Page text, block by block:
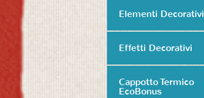
Elementi Decorativi
Effetti Decorativi
Cappotto Termico
EcoBonus